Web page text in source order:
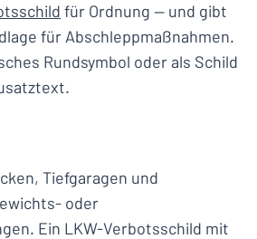
für Ordnung — und gibt
für Abschleppmaßnahmen.
Rundsymbol oder als Schild
Tiefgaragen und
oder
Ein LKW-Verbotsschild mit